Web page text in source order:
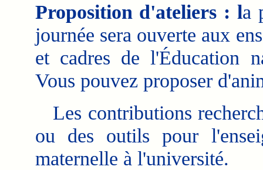
Proposition d'ateliers : la
journée sera ouverte aux
et cadres de l'Éducation
Vous pouvez proposer
Les contributions
ou des outils pour
maternelle à l'université.